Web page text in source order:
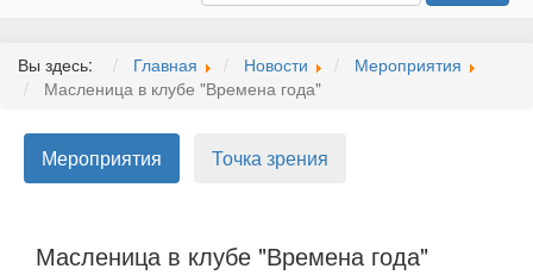
Вы здесь: Главная Новости
Мероприятия
Масленица в клубе "Времена года"
Мероприятия Точка зрения
Масленица в клубе "Времена года"